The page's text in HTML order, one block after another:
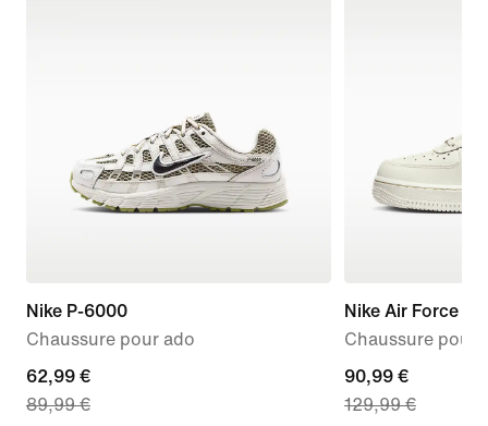
Nike P-6000
Chaussure pour ado
current
price
62,99 €
89,99 €
Nike Air Force 1
Chaussure pour
current
price
90,99 €
129,99 €